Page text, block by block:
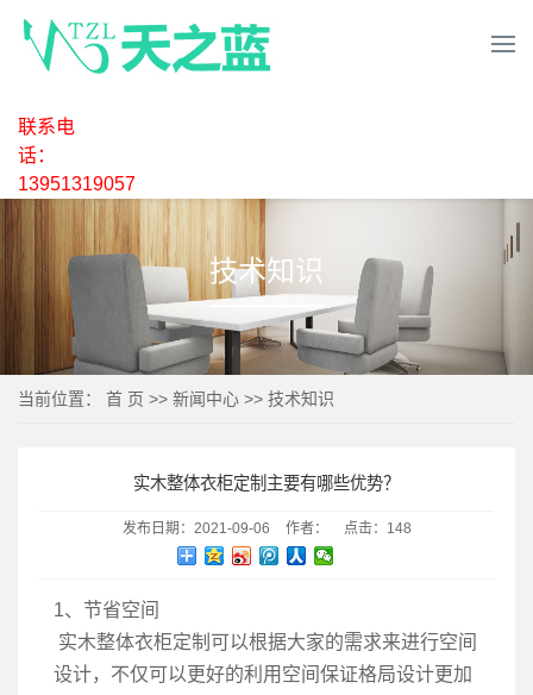
联系电
话：
13951319057
技术知识
当前位置： 首 页 >> 新闻中心 >> 技术知识
实木整体衣柜定制主要有哪些优势？
发布日期： 2021-09-06 作者： 点击： 148
1、节省空间
实木整体衣柜定制可以根据大家的需求来进行空间
设计，不仅可以更好的利用空间保证格局设计更加